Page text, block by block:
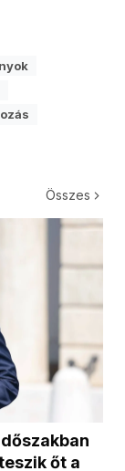
Összes
őt a